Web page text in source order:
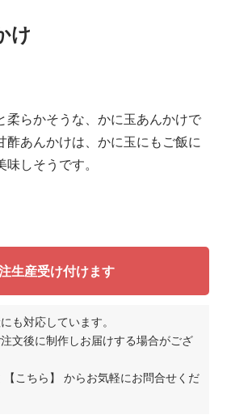
け
柔らかそうな、かに玉あんかけで
酢あんかけは、かに玉にもご飯に
味しそうです。
生産受け付けます
も対応しています。
文後に制作しお届けする場合がござ
【こちら】
からお気軽にお問合せくだ